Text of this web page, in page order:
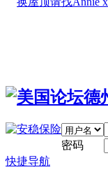
密码
快捷导航